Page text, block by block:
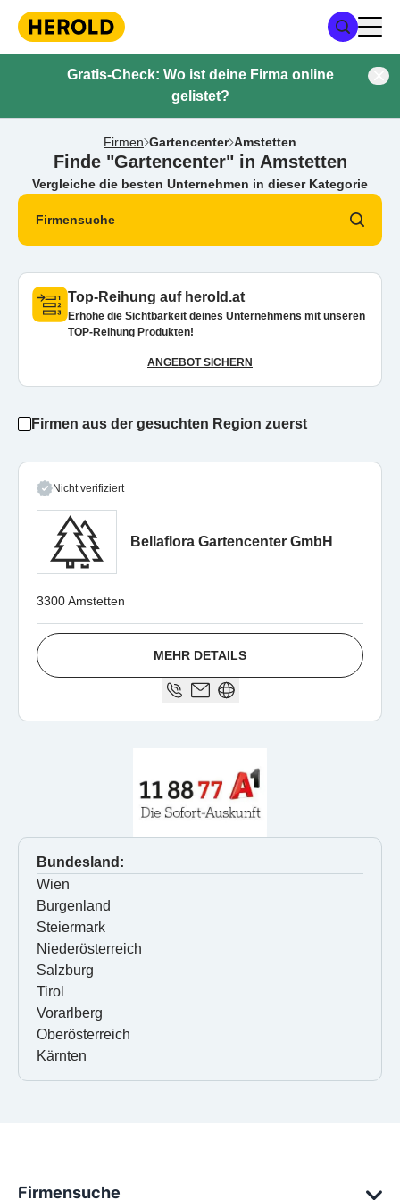
Gratis-Check: Wo ist deine Firma online
gelistet?
Firmen Gartencenter Amstetten
Finde "Gartencenter" in Amstetten
Vergleiche die besten Unternehmen in dieser Kategorie
Firmensuche
Top-Reihung auf herold.at
Erhöhe die Sichtbarkeit deines Unternehmens mit unseren
TOP-Reihung Produkten!
ANGEBOT SICHERN
Firmen aus der gesuchten Region zuerst
Nicht verifiziert
Bellaflora Gartencenter GmbH
3300 Amstetten
MEHR DETAILS
Bundesland:
Wien
Burgenland
Steiermark
Niederösterreich
Salzburg
Tirol
Vorarlberg
Oberösterreich
Kärnten
Firmensuche